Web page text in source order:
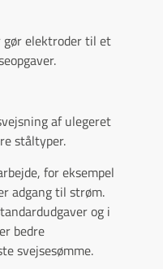
gør elektroder til et
af ulegeret
ståltyper.
for eksempel
adgang til strøm.
og i
bedre
svejsesømme.